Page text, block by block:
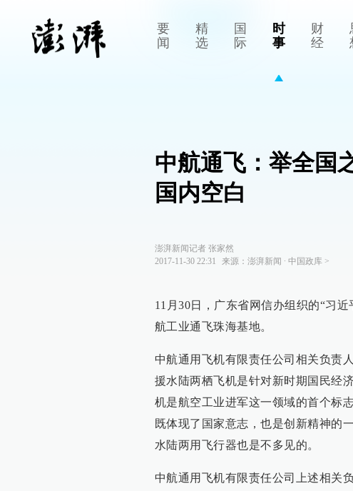
要
闻
精
选
国
际
时
事
财
经
中航通飞：举全国
国内空白
澎湃新闻记者 张家然
2017-11-30 22:31
来源： 澎湃新闻 ∙ 中国政库>
11月30日，广东省网信办组织的“习
航工业通飞珠海基地。
中航通用飞机有限责任公司相关负责
援水陆两栖飞机是针对新时期国民经
机是航空工业进军这一领域的首个标
既体现了国家意志，也是创新精神的
水陆两用飞行器也是不多见的。
中航通用飞机有限责任公司上述相关